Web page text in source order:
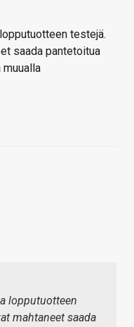
testejä.
saada pantetoitua
lopputuotteen
mahtaneet saada